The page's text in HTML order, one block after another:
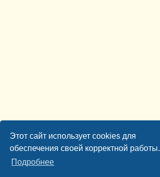
Этот сайт использует cookies для
обеспечения своей корректной работы.
Подробнее